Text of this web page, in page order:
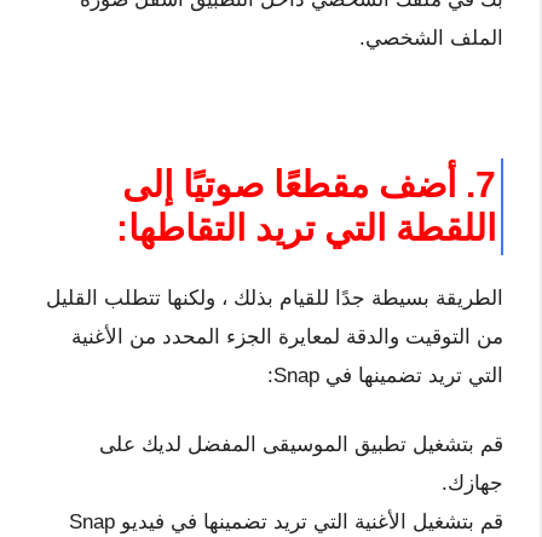
الملف الشخصي.
7. أضف مقطعًا صوتيًا إلى
اللقطة التي تريد التقاطها:
الطريقة بسيطة جدًا للقيام بذلك ، ولكنها تتطلب القليل
من التوقيت والدقة لمعايرة الجزء المحدد من الأغنية
التي تريد تضمينها في Snap:
قم بتشغيل تطبيق الموسيقى المفضل لديك على
جهازك.
قم بتشغيل الأغنية التي تريد تضمينها في فيديو Snap